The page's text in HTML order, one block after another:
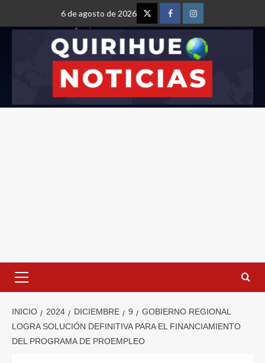
6 de agosto de 2026
INICIO 2024 DICIEMBRE 9
GOBIERNO REGIONAL
LOGRA SOLUCIÓN DEFINITIVA PARA EL FINANCIAMIENTO
DEL PROGRAMA DE PROEMPLEO